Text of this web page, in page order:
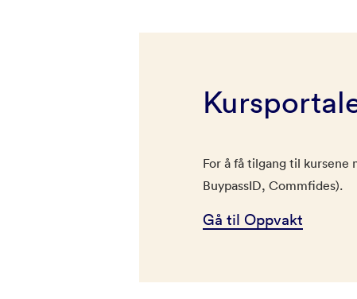
For å få tilgang til kursene
BuypassID, Commfides).
Gå til Oppvakt